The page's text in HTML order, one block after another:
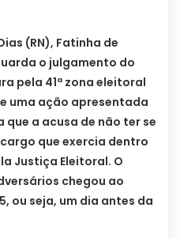
(RN), Fatinha de
o julgamento do
pela 41ª zona eleitoral
uma ação apresentada
a acusa de não ter se
que exercia dentro
Justiça Eleitoral. O
chegou ao
ou seja, um dia antes da